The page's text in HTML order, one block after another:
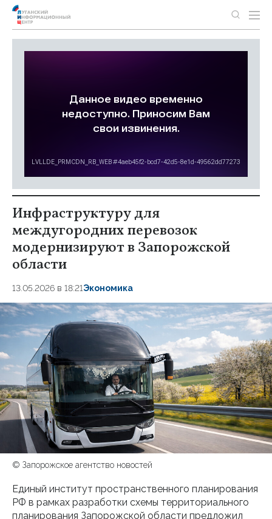
Инфраструктуру для
междугородних перевозок
модернизируют в Запорожской
области
13.05.2026 в 18:21Экономика
© Запорожское агентство новостей
Единый институт пространственного планирования
РФ в рамках разработки схемы территориального
планирования Запорожской области предложил